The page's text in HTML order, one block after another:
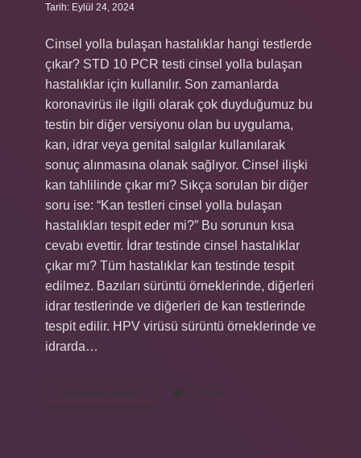
Tarih: Eylül 24, 2024
Cinsel yolla bulaşan hastalıklar hangi testlerde
çıkar? STD 10 PCR testi cinsel yolla bulaşan
hastalıklar için kullanılır. Son zamanlarda
koronavirüs ile ilgili olarak çok duyduğumuz bu
testin bir diğer versiyonu olan bu uygulama,
kan, idrar veya genital salgılar kullanılarak
sonuç alınmasına olanak sağlıyor. Cinsel ilişki
kan tahlilinde çıkar mı? Sıkça sorulan bir diğer
soru ise: “Kan testleri cinsel yolla bulaşan
hastalıkları tespit eder mi?” Bu sorunun kısa
cevabı evettir. İdrar testinde cinsel hastalıklar
çıkar mı? Tüm hastalıklar kan testinde tespit
edilmez. Bazıları sürüntü örneklerinde, diğerleri
idrar testlerinde ve diğerleri de kan testlerinde
tespit edilir. HPV virüsü sürüntü örneklerinde ve
idrarda…
Devamını okuyun
Testinde
2 Yorum